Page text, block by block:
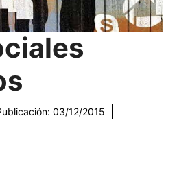
03/12/2015